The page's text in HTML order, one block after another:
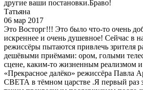
другие ваши постановки.Браво!
Татьяна
06 мар 2017
Это Восторг!!! Это было что-то очень
искреннее и очень душевное! Сейчас в
режиссёры пытаются привлечь зрителя
дешёвыми приёмами: ором, голыми
сцене, каким-то жизненным реализмом и
«Прекрасное далёко» режиссёра Павла
СВЕТА в тёмном царстве .Я первый раз